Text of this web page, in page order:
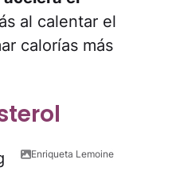
al calentar el
calorías más
Enriqueta Lemoine